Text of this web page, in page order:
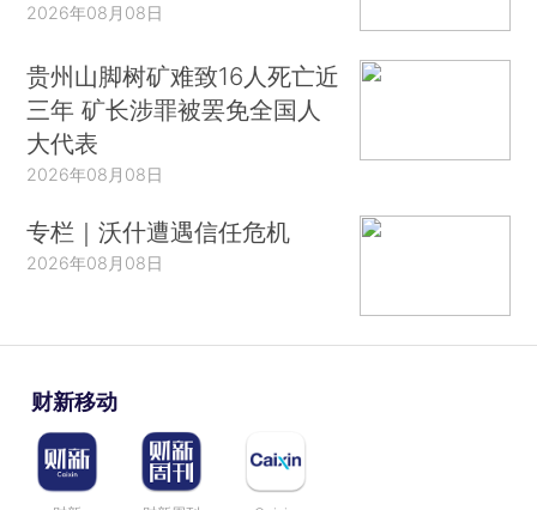
2026年08月08日
贵州山脚树矿难致16人死亡近
三年 矿长涉罪被罢免全国人
大代表
2026年08月08日
专栏｜沃什遭遇信任危机
2026年08月08日
财新移动